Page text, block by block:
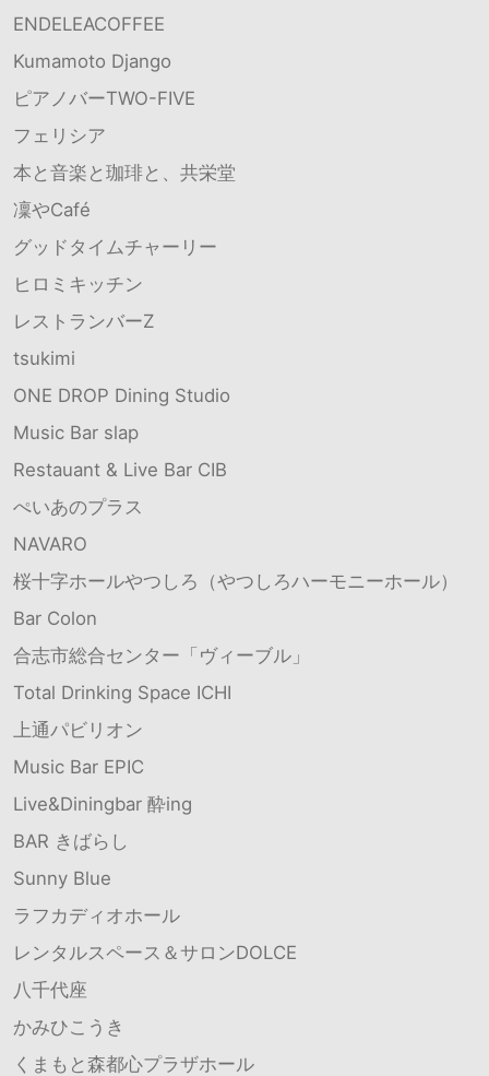
ENDELEACOFFEE
Kumamoto Django
ピアノバーTWO-FIVE
フェリシア
本と音楽と珈琲と、共栄堂
凜やCafé
グッドタイムチャーリー
ヒロミキッチン
レストランバーZ
tsukimi
ONE DROP Dining Studio
Music Bar slap
Restauant & Live Bar CIB
ぺいあのプラス
NAVARO
桜十字ホールやつしろ（やつしろハーモニーホール）
Bar Colon
合志市総合センター「ヴィーブル」
Total Drinking Space ICHI
上通パビリオン
Music Bar EPIC
Live&Diningbar 酔ing
BAR きばらし
Sunny Blue
ラフカディオホール
レンタルスペース＆サロンDOLCE
八千代座
かみひこうき
くまもと森都心プラザホール